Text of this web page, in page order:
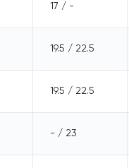
17 / -
19.5 / 22.5
19.5 / 22.5
- / 23